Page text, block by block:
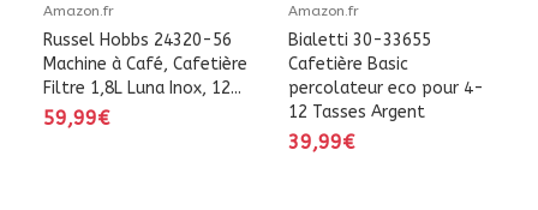
Amazon.fr
Russel Hobbs 24320-56
Machine à Café, Cafetière
Filtre 1,8L Luna Inox, 12...
59,99€
Amazon.fr
Bialetti 30-33655
Cafetière Basic
percolateur eco pour 4-
12 Tasses Argent
39,99€